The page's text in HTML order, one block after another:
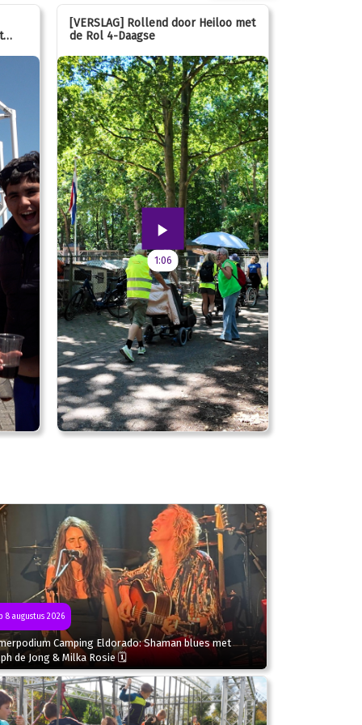
[VERSLAG] Rollend door Heiloo met
de Rol 4-Daagse
1:06
8 augustus 2026
Camping Eldorado: Shaman blues met
de Jong & Milka Rosie 🗓